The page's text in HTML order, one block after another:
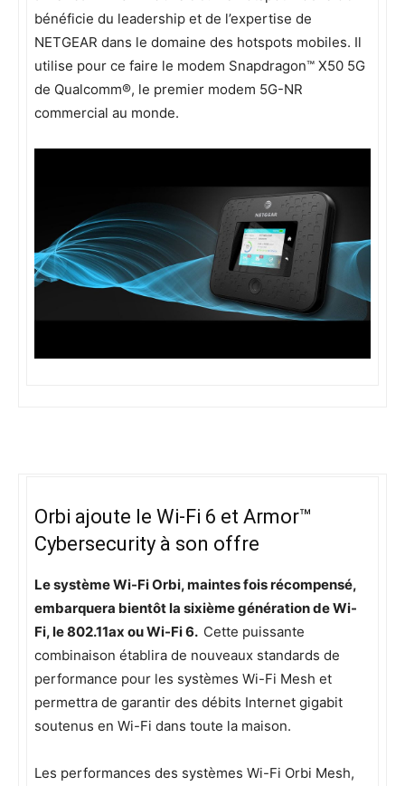
bénéficie du leadership et de l’expertise de
NETGEAR dans le domaine des hotspots mobiles. Il
utilise pour ce faire le modem Snapdragon™ X50 5G
de Qualcomm®, le premier modem 5G-NR
commercial au monde.
Orbi ajoute le Wi-Fi 6 et Armor™
Cybersecurity à son offre
Le système Wi-Fi Orbi, maintes fois récompensé,
embarquera bientôt la sixième génération de Wi-
Fi, le 802.11ax ou Wi-Fi 6. Cette puissante
combinaison établira de nouveaux standards de
performance pour les systèmes Wi-Fi Mesh et
permettra de garantir des débits Internet gigabit
soutenus en Wi-Fi dans toute la maison.
Les performances des systèmes Wi-Fi Orbi Mesh,